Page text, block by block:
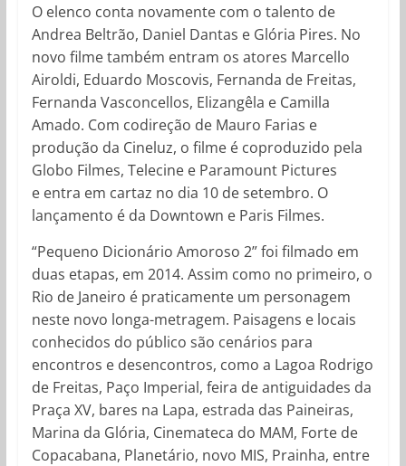
O elenco conta novamente com o talento de
Andrea Beltrão, Daniel Dantas e Glória Pires. No
novo filme também entram os atores Marcello
Airoldi, Eduardo Moscovis, Fernanda de Freitas,
Fernanda Vasconcellos, Elizangêla e Camilla
Amado. Com codireção de Mauro Farias e
produção da Cineluz, o filme é coproduzido pela
Globo Filmes, Telecine e Paramount Pictures
e entra em cartaz no dia 10 de setembro. O
lançamento é da Downtown e Paris Filmes.
“Pequeno Dicionário Amoroso 2” foi filmado em
duas etapas, em 2014. Assim como no primeiro, o
Rio de Janeiro é praticamente um personagem
neste novo longa-metragem. Paisagens e locais
conhecidos do público são cenários para
encontros e desencontros, como a Lagoa Rodrigo
de Freitas, Paço Imperial, feira de antiguidades da
Praça XV, bares na Lapa, estrada das Paineiras,
Marina da Glória, Cinemateca do MAM, Forte de
Copacabana, Planetário, novo MIS, Prainha, entre